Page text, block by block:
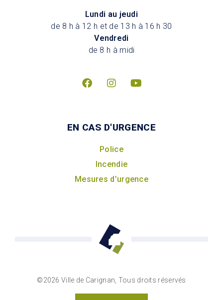
Lundi au jeudi
de 8 h à 12 h et de 13 h à 16 h 30
Vendredi
de 8 h à midi
EN CAS D'URGENCE
Police
Incendie
Mesures d’urgence
©2026 Ville de Carignan, Tous droits réservés